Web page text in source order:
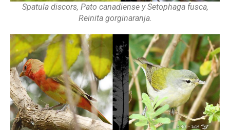
Spatula discors, Pato canadiense y Setophaga fusca,
Reinita gorginaranja.